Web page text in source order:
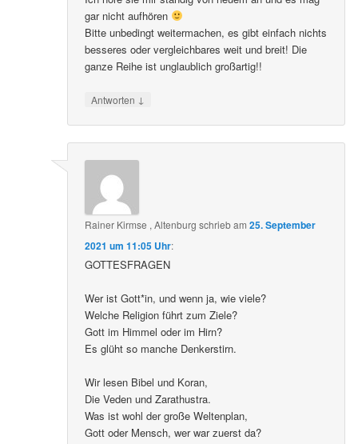
gar nicht aufhören
Bitte unbedingt weitermachen, es gibt einfach nichts
besseres oder vergleichbares weit und breit! Die
ganze Reihe ist unglaublich großartig!!
Antworten ↓
Rainer Kirmse , Altenburg schriebam25. September
2021 um 11:05 Uhr:
GOTTESFRAGEN
Wer ist Gott*in, und wenn ja, wie viele?
Welche Religion führt zum Ziele?
Gott im Himmel oder im Hirn?
Es glüht so manche Denkerstirn.
Wir lesen Bibel und Koran,
Die Veden und Zarathustra.
Was ist wohl der große Weltenplan,
Gott oder Mensch, wer war zuerst da?